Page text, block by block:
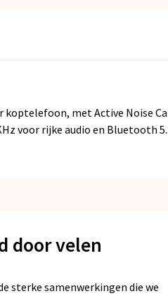
met Active Noise
voor rijke audio en Bluetooth
door velen
sterke samenwerkingen die we